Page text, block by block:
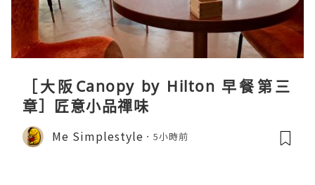
［大阪Canopy by Hilton 早餐第三
章］匠意小品禪味
Me Simplestyle 5小時前